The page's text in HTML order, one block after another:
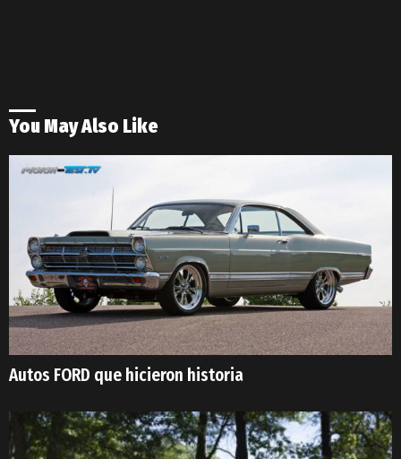
You May Also Like
Autos FORD que hicieron historia